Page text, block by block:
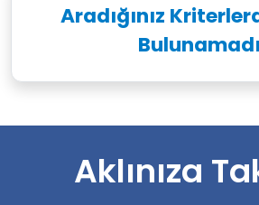
Aradığınız
Aklınıza